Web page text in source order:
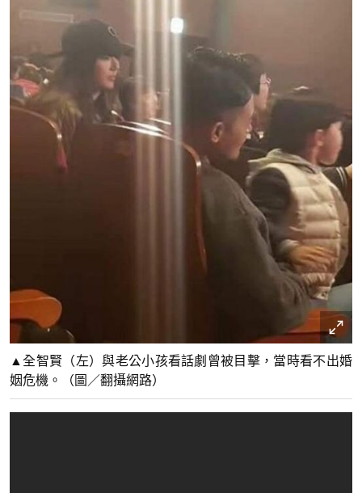
▲全智賢（左）與老公小孩看話劇曾被目擊，當時看不出婚
姻危機。（圖／翻攝網路）